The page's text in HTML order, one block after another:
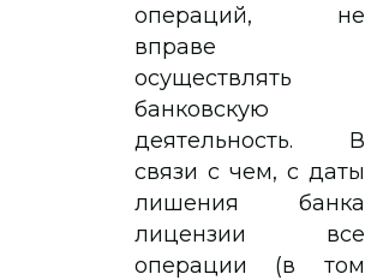
операций, не
вправе
осуществлять
банковскую
деятельность. В
связи с чем, с даты
лишения банка
лицензии все
операции (в том